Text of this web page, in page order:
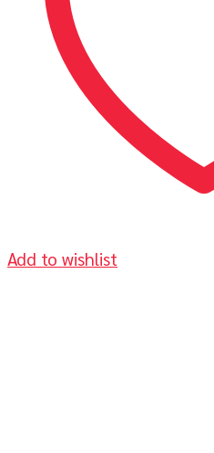
Add to wishlist